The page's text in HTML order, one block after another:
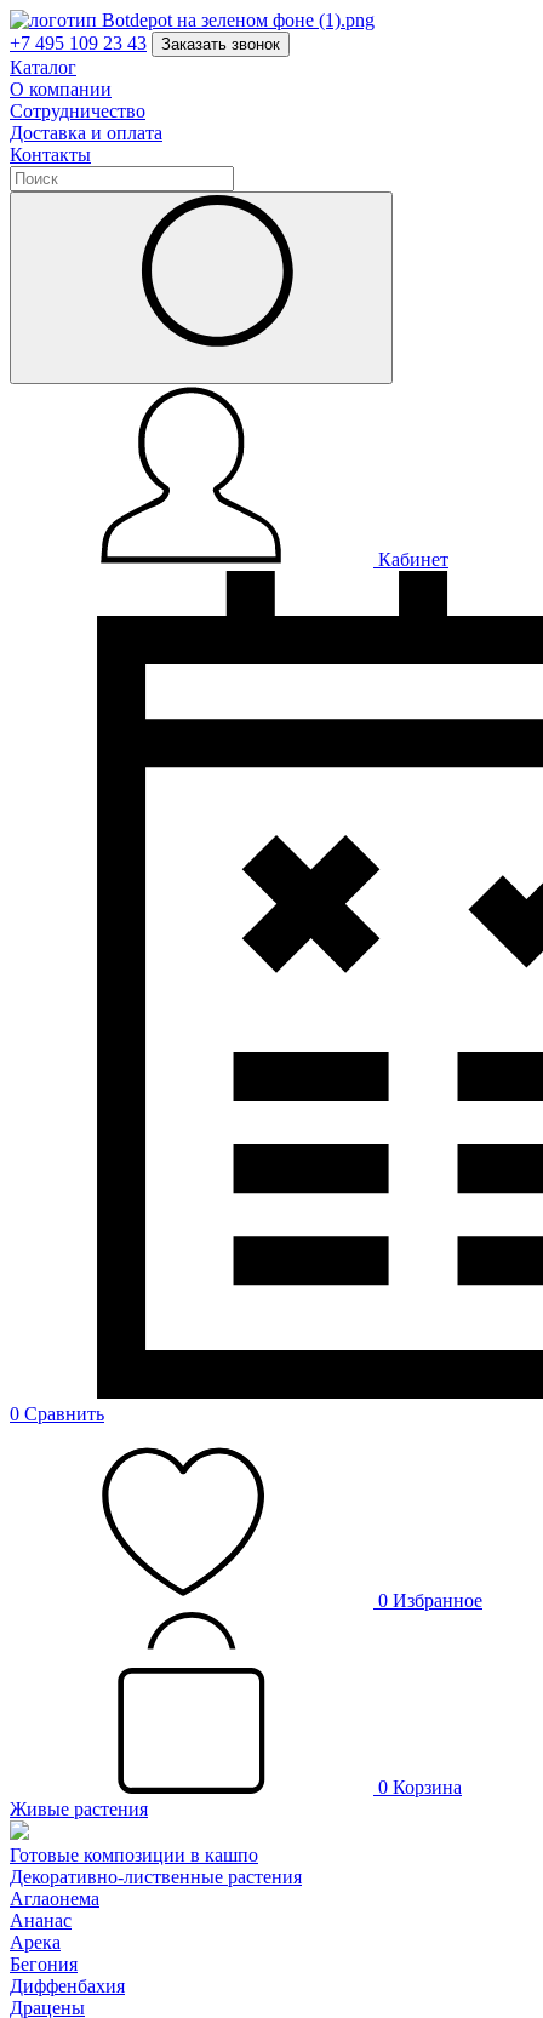
+7 495 109 23 43 Заказать звонок
Каталог
О компании
Сотрудничество
Доставка и оплата
Контакты
Кабинет
0 Сравнить
0 Избранное
0 Корзина
Живые растения
Готовые композиции в кашпо
Декоративно-лиственные растения
Аглаонема
Ананас
Арека
Бегония
Диффенбахия
Драцены